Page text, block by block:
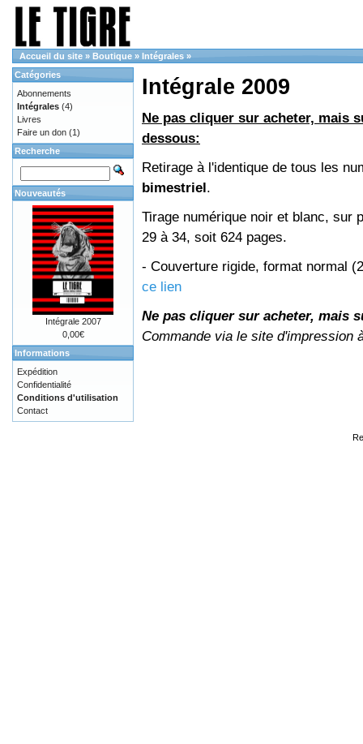
Accueil du site » Boutique » Intégrales »
Intégrale 2009
Ne pas cliquer sur acheter, mais
dessous:
Retirage à l'identique de tous les
bimestriel.
Tirage numérique noir et blanc, sur
29 à 34, soit 624 pages.
- Couverture rigide, format normal
ce lien
Ne pas cliquer sur acheter, mais
Commande via le site d'impression
Catégories
Abonnements
Intégrales (4)
Livres
Faire un don (1)
Recherche
Nouveautés
Intégrale 2007
0,00€
Informations
Expédition
Confidentialité
Conditions d'utilisation
Contact